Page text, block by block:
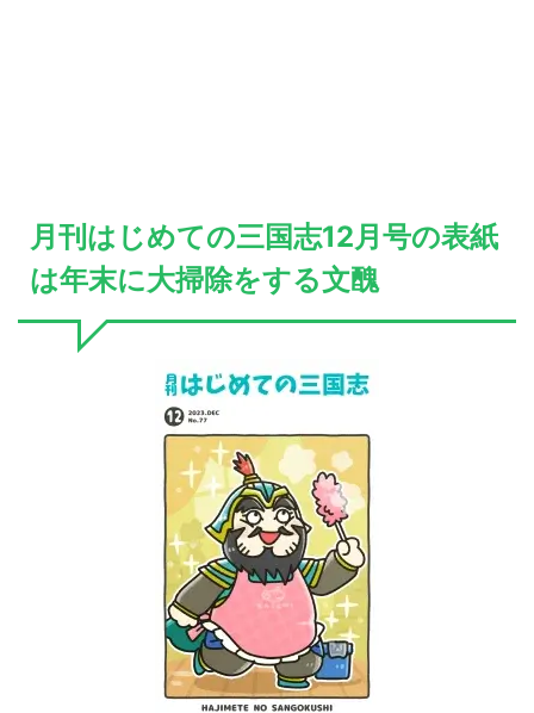
月刊はじめての三国志12月号の表紙
は年末に大掃除をする文醜